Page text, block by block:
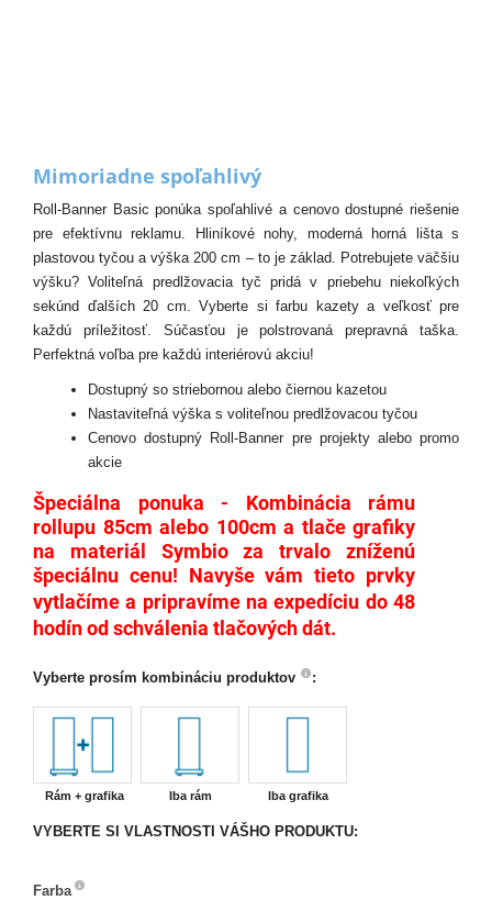
Mimoriadne spoľahlivý
Roll-Banner Basic ponúka spoľahlivé a cenovo dostupné riešenie
pre efektívnu reklamu. Hliníkové nohy, moderná horná lišta s
plastovou tyčou a výška 200 cm – to je základ. Potrebujete väčšiu
výšku? Voliteľná predlžovacia tyč pridá v priebehu niekoľkých
sekúnd ďalších 20 cm. Vyberte si farbu kazety a veľkosť pre
každú príležitosť. Súčasťou je polstrovaná prepravná taška.
Perfektná voľba pre každú interiérovú akciu!
Dostupný so striebornou alebo čiernou kazetou
Nastaviteľná výška s voliteľnou predlžovacou tyčou
Cenovo dostupný Roll-Banner pre projekty alebo promo
akcie
Špeciálna ponuka - Kombinácia rámu
rollupu 85cm alebo 100cm a tlače grafiky
na materiál Symbio za trvalo zníženú
špeciálnu cenu! Navyše vám tieto prvky
vytlačíme a pripravíme na expedíciu do 48
hodín od schválenia tlačových dát.
Vyberte prosím kombináciu produktov :
Rám + grafika Iba rám Iba grafika
VYBERTE SI VLASTNOSTI VÁŠHO PRODUKTU:
Farba